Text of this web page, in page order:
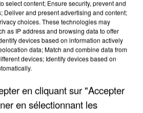
DE LA DZ MAFIA
select content; Ensure security, prevent and
Deliver and present advertising and content;
choices. These technologies may
as IP address and browsing data to offer
devices based on information actively
data; Match and combine data from
devices; Identify devices based on
en cliquant sur "Accepter
en sélectionnant les